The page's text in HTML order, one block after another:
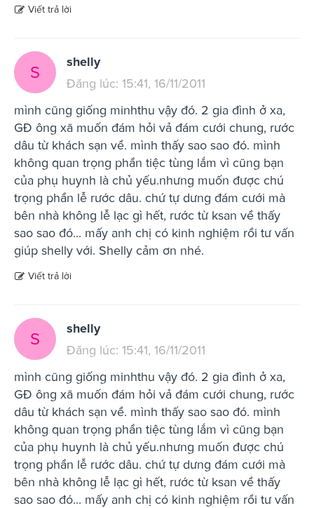
Viết trả lời
S
shelly
Đăng lúc: 15:41, 16/11/2011
mình cũng giống minhthu vậy đó. 2 gia đình ở xa,
GĐ ông xã muốn đám hỏi vả đám cưới chung, rước
dâu từ khách sạn về. mình thấy sao sao đó. mình
không quan trọng phần tiệc tùng lắm vì cũng bạn
của phụ huynh là chủ yếu.nhưng muốn được chú
trọng phần lễ rước dâu. chứ tự dưng đám cưới mà
bên nhà không lễ lạc gì hết, rước từ ksan về thấy
sao sao đó... mấy anh chị có kinh nghiệm rồi tư vấn
giúp shelly với. Shelly cảm ơn nhé.
Viết trả lời
S
shelly
Đăng lúc: 15:41, 16/11/2011
mình cũng giống minhthu vậy đó. 2 gia đình ở xa,
GĐ ông xã muốn đám hỏi vả đám cưới chung, rước
dâu từ khách sạn về. mình thấy sao sao đó. mình
không quan trọng phần tiệc tùng lắm vì cũng bạn
của phụ huynh là chủ yếu.nhưng muốn được chú
trọng phần lễ rước dâu. chứ tự dưng đám cưới mà
bên nhà không lễ lạc gì hết, rước từ ksan về thấy
sao sao đó... mấy anh chị có kinh nghiệm rồi tư vấn